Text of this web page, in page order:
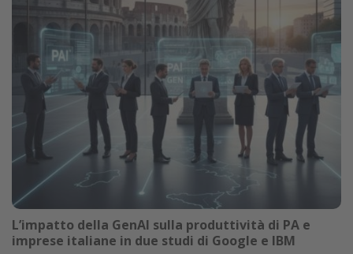
L’impatto della GenAI sulla produttività di PA e
imprese italiane in due studi di Google e IBM